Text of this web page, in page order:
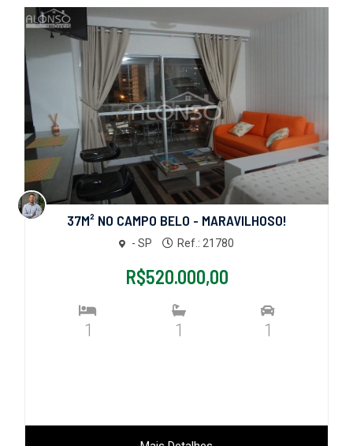
37M² NO CAMPO BELO - MARAVILHOSO!
- SP Ref.: 21780
R$520.000,00
1 1 1